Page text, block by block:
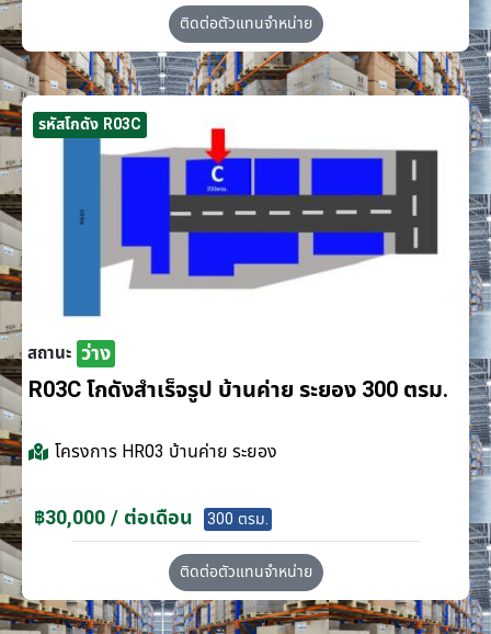
ติดต่อตัวแทนจำหน่าย
รหัสโกดัง R03C
สถานะ ว่าง
R03C โกดังสำเร็จรูป บ้านค่าย ระยอง 300 ตรม.
โครงการ HR03 บ้านค่าย ระยอง
฿30,000 / ต่อเดือน 300 ตรม.
ติดต่อตัวแทนจำหน่าย